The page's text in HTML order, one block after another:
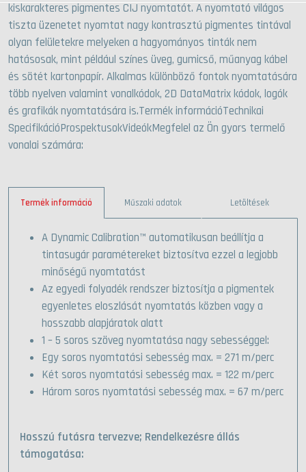
kiskarakteres pigmentes CIJ nyomtatót. A nyomtató világos
tiszta üzenetet nyomtat nagy kontrasztú pigmentes tintával
olyan felületekre melyeken a hagyományos tinták nem
hatásosak, mint például színes üveg, gumicső, műanyag kábel
és sötét kartonpapír. Alkalmas különböző fontok nyomtatására
több nyelven valamint vonalkódok, 2D DataMatrix kódok, logók
és grafikák nyomtatására is.Termék információTechnikai
SpecifikációProspektusokVideókMegfelel az Ön gyors termelő
vonalai számára:
Termék információ Műszaki adatok Letöltések
A Dynamic Calibration™ automatikusan beállítja a
tintasugár paramétereket biztosítva ezzel a legjobb
minőségű nyomtatást
Az egyedi folyadék rendszer biztosítja a pigmentek
egyenletes eloszlását nyomtatás közben vagy a
hosszabb alapjáratok alatt
1 – 5 soros szöveg nyomtatása nagy sebességgel:
Egy soros nyomtatási sebesség max. = 271 m/perc
Két soros nyomtatási sebesség max. = 122 m/perc
Három soros nyomtatási sebesség max. = 67 m/perc
Hosszú futásra tervezve; Rendelkezésre állás
támogatása: